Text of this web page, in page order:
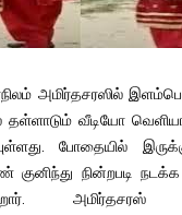
அமிர்தசரஸில்
வீடியோ
போதையில்
நின்றபடி நடக்க
அமிர்தசரஸ்